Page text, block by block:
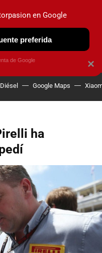
OBSERVATORIO
Diésel Google Maps
ha
×
en Google
preferida
de Google